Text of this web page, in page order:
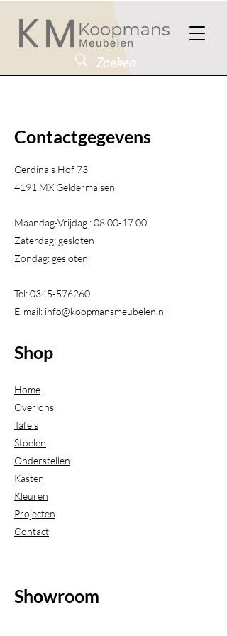
Contactgegevens
Gerdina's Hof 73
4191 MX Geldermalsen​
Maandag-Vrijdag :08.00-17.00
Zaterdag: gesloten
Zondag: gesloten
Tel:0345-576260
E-mail: info@koopmansmeubelen.nl
Shop
Home
Over ons
Tafels
Stoelen
Onderstellen
Kasten
Kleuren
Projecten
Contact
Showroom